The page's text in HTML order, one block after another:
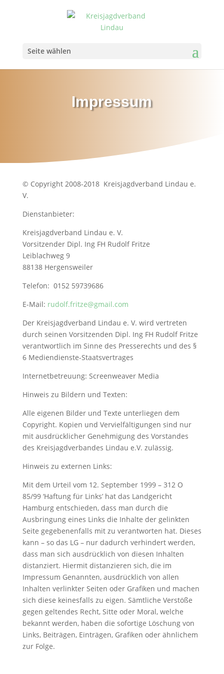
Seite wählen
Impressum
© Copyright 2008-2018 Kreisjagdverband Lindau e.
V.
Dienstanbieter:
Kreisjagdverband Lindau e. V.
Vorsitzender Dipl. Ing FH Rudolf Fritze
Leiblachweg 9
88138 Hergensweiler
Telefon: 0152 59739686
E-Mail: rudolf.fritze@gmail.com
Der Kreisjagdverband Lindau e. V. wird vertreten
durch seinen Vorsitzenden Dipl. Ing FH Rudolf Fritze
verantwortlich im Sinne des Presserechts und des §
6 Mediendienste-Staatsvertrages
Internetbetreuung: Screenweaver Media
Hinweis zu Bildern und Texten:
Alle eigenen Bilder und Texte unterliegen dem
Copyright. Kopien und Vervielfältigungen sind nur
mit ausdrücklicher Genehmigung des Vorstandes
des Kreisjagdverbandes Lindau e.V. zulässig.
Hinweis zu externen Links:
Mit dem Urteil vom 12. September 1999 – 312 O
85/99 ‘Haftung für Links’ hat das Landgericht
Hamburg entschieden, dass man durch die
Ausbringung eines Links die Inhalte der gelinkten
Seite gegebenenfalls mit zu verantworten hat. Dieses
kann – so das LG – nur dadurch verhindert werden,
dass man sich ausdrücklich von diesen Inhalten
distanziert. Hiermit distanzieren sich, die im
Impressum Genannten, ausdrücklich von allen
Inhalten verlinkter Seiten oder Grafiken und machen
sich diese keinesfalls zu eigen. Sämtliche Verstöße
gegen geltendes Recht, Sitte oder Moral, welche
bekannt werden, haben die sofortige Löschung von
Links, Beiträgen, Einträgen, Grafiken oder ähnlichem
zur Folge.